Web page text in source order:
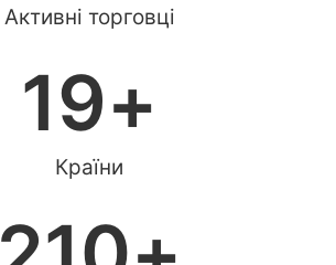
Активні торговці
19+
Країни